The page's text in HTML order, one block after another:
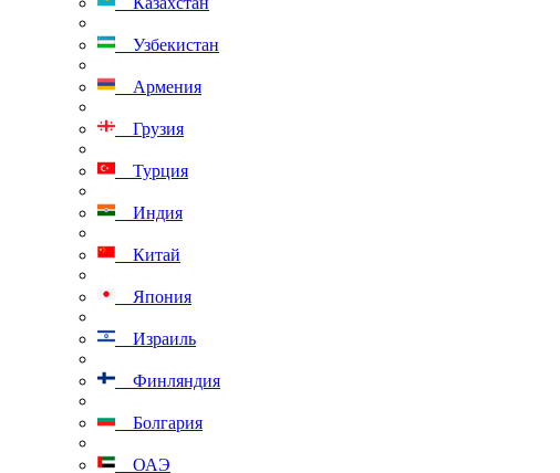
Узбекистан
Армения
Грузия
Турция
Индия
Китай
Япония
Израиль
Финляндия
Болгария
ОАЭ